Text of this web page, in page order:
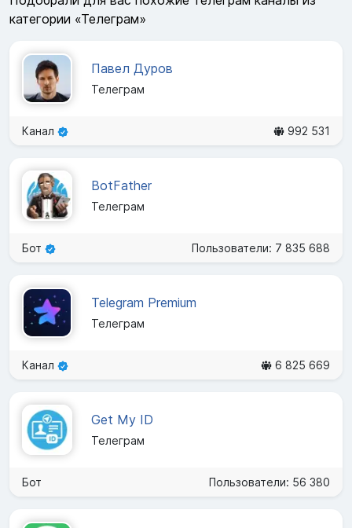
категории «Телеграм»
Павел Дуров
Телеграм
Канал 992 531
BotFather
Телеграм
Бот Пользователи: 7 835 688
Telegram Premium
Телеграм
Канал 6 825 669
Get My ID
Телеграм
Бот Пользователи: 56 380